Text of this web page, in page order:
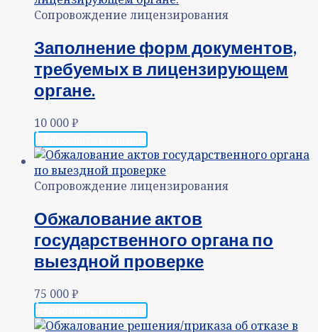
Сопровождение лицензирования
Заполнение форм документов,
требуемых в лицензирующем
органе.
10 000₽
Сопровождение лицензирования
Обжалование актов
государственного органа по
выездной проверке
75 000₽